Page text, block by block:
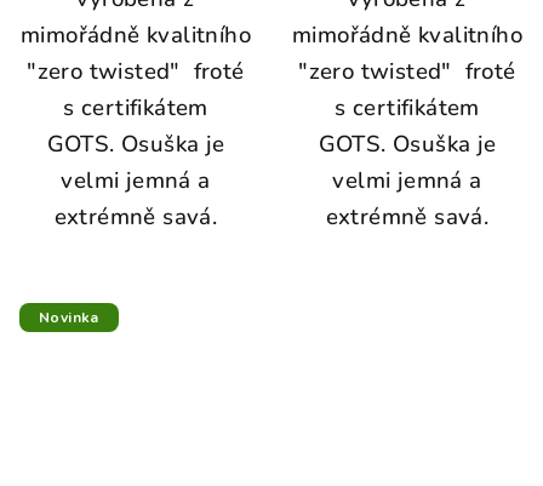
mimořádně kvalitního
"zero twisted" froté
s certifikátem
GOTS. Osuška je
velmi jemná a
extrémně savá.
mimořádně kvalitního
"zero twisted" froté
s certifikátem
GOTS. Osuška je
velmi jemná a
extrémně savá.
Novinka